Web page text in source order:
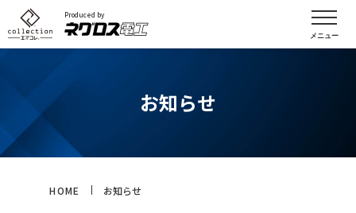
Produced by
お知らせ
HOME お知らせ